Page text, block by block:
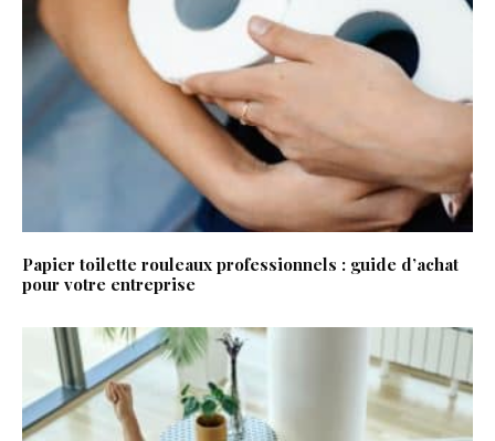
Papier toilette rouleaux professionnels : guide d’achat
pour votre entreprise